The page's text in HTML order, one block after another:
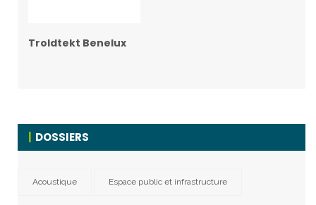
Troldtekt Benelux
DOSSIERS
Acoustique Espace public et infrastructure